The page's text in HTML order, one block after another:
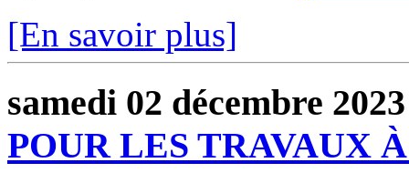
[En savoir plus]
samedi 02 décembre 2023
POUR LES TRAVAUX